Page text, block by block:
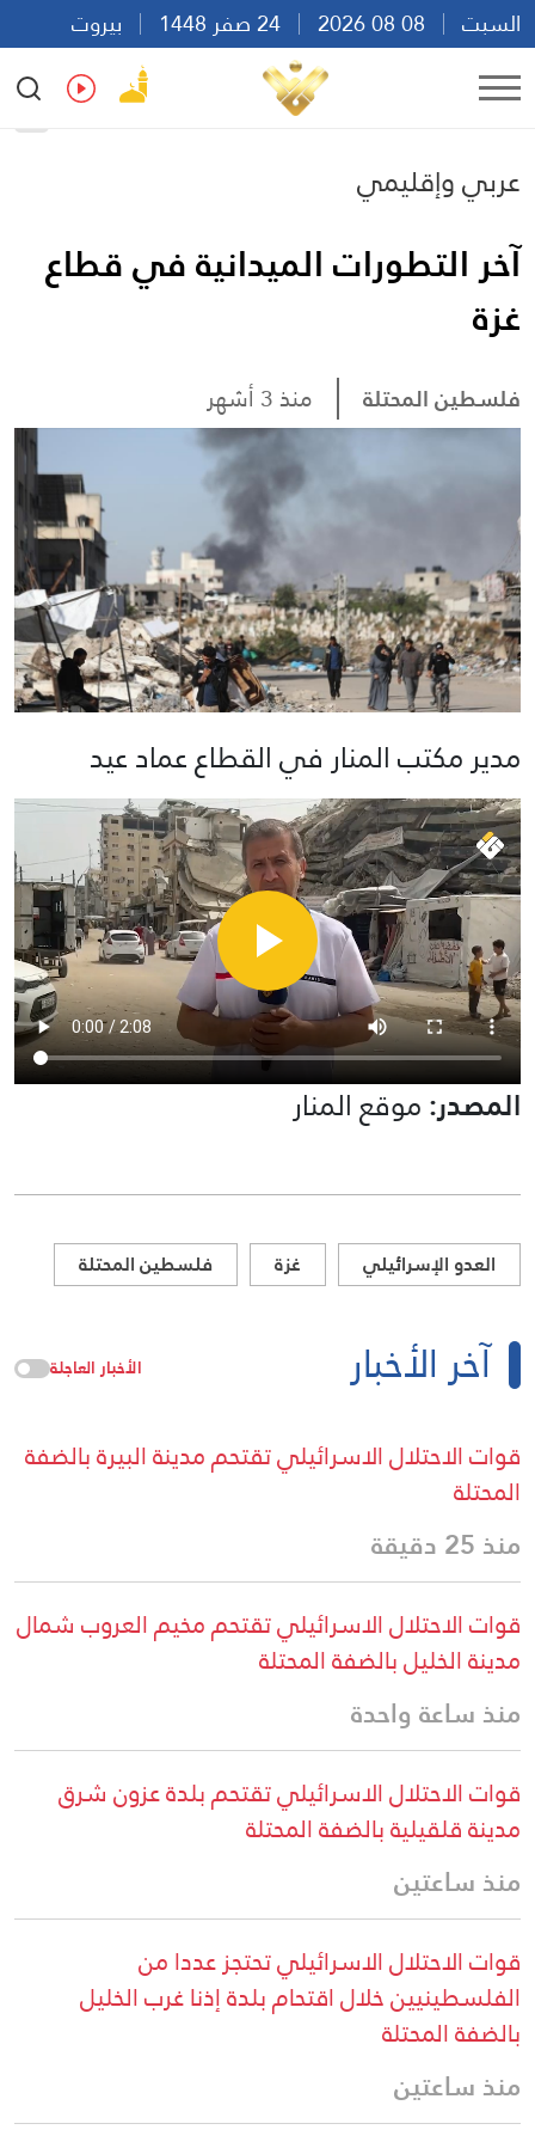
السبت
بيروت
23:02
Ar
عربي وإقليمي
آخر التطورات الميدانية في قطاع
غزة
فلسطين المحتلة منذ 3 أشهر
مدير مكتب المنار في القطاع عماد عيد
المصدر:موقع المنار
العدو الإسرائيلي غزة فلسطين المحتلة
آخر الأخبار الأخبار العاجلة
قوات الاحتلال الاسرائيلي تقتحم مدينة البيرة بالضفة
المحتلة
منذ 25 دقيقة
قوات الاحتلال الاسرائيلي تقتحم مخيم العروب شمال
مدينة الخليل بالضفة المحتلة
منذ ساعة واحدة
قوات الاحتلال الاسرائيلي تقتحم بلدة عزون شرق
مدينة قلقيلية بالضفة المحتلة
منذ ساعتين
قوات الاحتلال الاسرائيلي تحتجز عددا من
الفلسطينيين خلال اقتحام بلدة إذنا غرب الخليل
بالضفة المحتلة
منذ ساعتين